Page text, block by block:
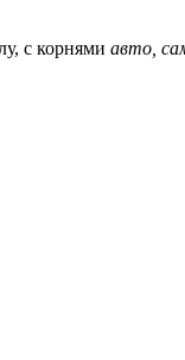
c корнями авто,